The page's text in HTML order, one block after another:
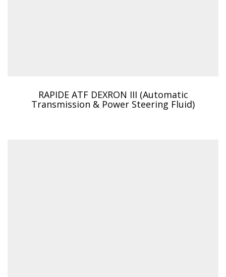
RAPIDE ATF DEXRON III (Automatic
Transmission & Power Steering Fluid)